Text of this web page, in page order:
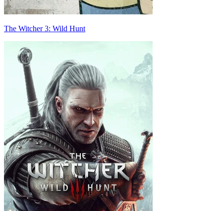
The Witcher 3: Wild Hunt